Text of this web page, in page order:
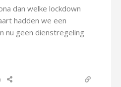
dan welke lockdown
hadden we een
nu geen dienstregeling